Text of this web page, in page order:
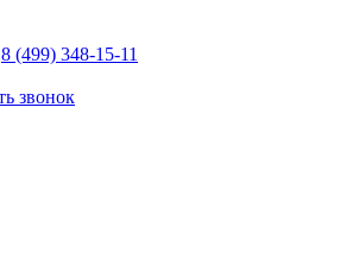
8 (499) 348-15-11
звонок